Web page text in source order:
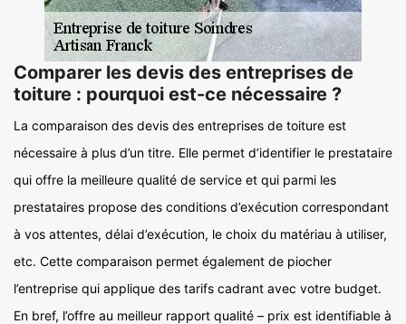
Comparer les devis des entreprises de
toiture : pourquoi est-ce nécessaire ?
La comparaison des devis des entreprises de toiture est
nécessaire à plus d’un titre. Elle permet d’identifier le prestataire
qui offre la meilleure qualité de service et qui parmi les
prestataires propose des conditions d’exécution correspondant
à vos attentes, délai d’exécution, le choix du matériau à utiliser,
etc. Cette comparaison permet également de piocher
l’entreprise qui applique des tarifs cadrant avec votre budget.
En bref, l’offre au meilleur rapport qualité – prix est identifiable à